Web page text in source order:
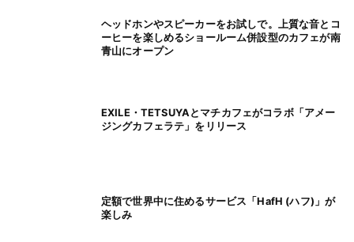
ヘッドホンやスピーカーをお試しで。上質な音とコ
ーヒーを楽しめるショールーム併設型のカフェが南
青山にオープン
EXILE・TETSUYAとマチカフェがコラボ「アメー
ジングカフェラテ」をリリース
定額で世界中に住めるサービス「HafH (ハフ)」が
楽しみ